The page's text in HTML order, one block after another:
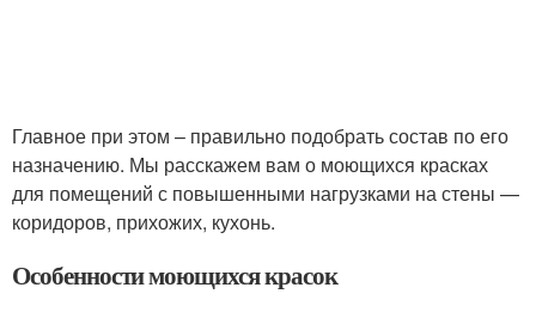
Главное при этом – правильно подобрать состав по его
назначению. Мы расскажем вам о моющихся красках
для помещений с повышенными нагрузками на стены —
коридоров, прихожих, кухонь.
Особенности моющихся красок